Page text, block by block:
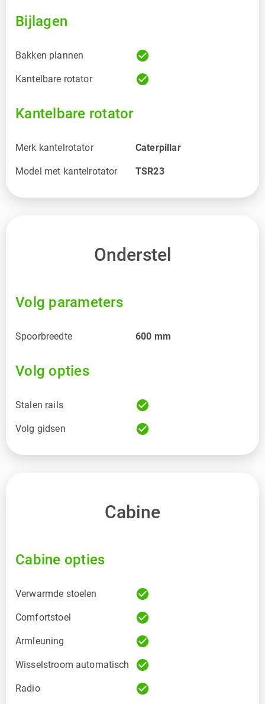
Bijlagen
Bakken plannen check_circle
Kantelbare rotator check_circle
Kantelbare rotator
Merk kantelrotator Caterpillar
Model met kantelrotator TSR23
Onderstel
Volg parameters
Spoorbreedte 600 mm
Volg opties
Stalen rails check_circle
Volg gidsen check_circle
Cabine
Cabine opties
Verwarmde stoelen check_circle
Comfortstoel check_circle
Armleuning check_circle
Wisselstroom automatisch check_circle
Radio check_circle